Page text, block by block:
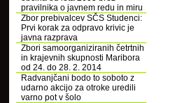
pravilnika o javnem redu in miru
Zbor prebivalcev SČS Studenci:
Prvi korak za odpravo krivic je
javna razprava
Zbori samoorganiziranih četrtnih
in krajevnih skupnosti Maribora
od 24. do 28. 2. 2014
Radvanjčani bodo to soboto z
udarno akcijo za otroke uredili
varno pot v šolo